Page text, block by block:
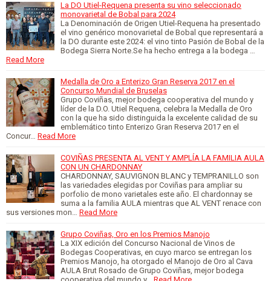
La DO Utiel-Requena presenta su vino seleccionado
monovarietal de Bobal para 2024
La Denominación de Origen Utiel-Requena ha presentado
el vino genérico monovarietal de Bobal que representará a
la DO durante este 2024: el vino tinto Pasión de Bobal de la
Bodega Sierra Norte.Se ha hecho entrega a la bodega …
Read More
Medalla de Oro a Enterizo Gran Reserva 2017 en el
Concurso Mundial de Bruselas
Grupo Coviñas, mejor bodega cooperativa del mundo y
líder de la D.O. Utiel Requena, celebra la Medalla de Oro
con la que ha sido distinguida la excelente calidad de su
emblemático tinto Enterizo Gran Reserva 2017 en el
Concur… Read More
COVIÑAS PRESENTA AL VENT Y AMPLÍA LA FAMILIA AULA
CON UN CHARDONNAY
CHARDONNAY, SAUVIGNON BLANC y TEMPRANILLO son
las variedades elegidas por Coviñas para ampliar su
porfolio de mono varietales este año. El chardonnay se
suma a la familia AULA mientras que AL VENT renace con
sus versiones mon… Read More
Grupo Coviñas, Oro en los Premios Manojo
La XIX edición del Concurso Nacional de Vinos de
Bodegas Cooperativas, en cuyo marco se entregan los
Premios Manojo, ha otorgado el Manojo de Oro al Cava
AULA Brut Rosado de Grupo Coviñas, mejor bodega